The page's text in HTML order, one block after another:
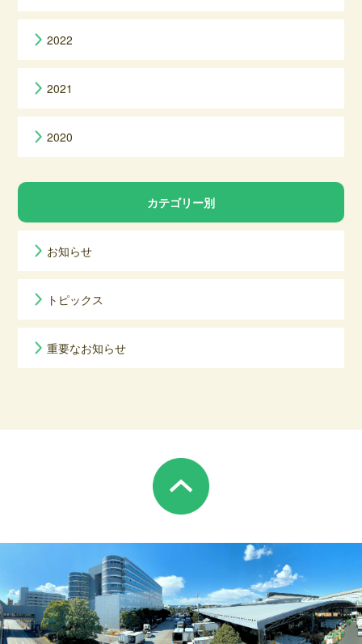
2022
2021
2020
カテゴリー別
お知らせ
トピックス
重要なお知らせ